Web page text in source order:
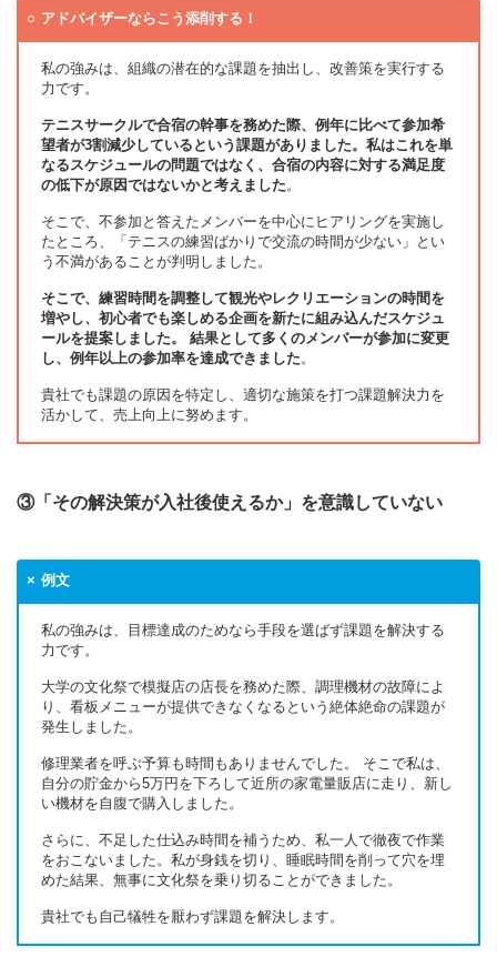
アドバイザーならこう添削する！
私の強みは、組織の潜在的な課題を抽出し、改善策を実行する
力です。
テニスサークルで合宿の幹事を務めた際、例年に比べて参加希
望者が3割減少しているという課題がありました。私はこれを単
なるスケジュールの問題ではなく、合宿の内容に対する満足度
の低下が原因ではないかと考えました 。
そこで、不参加と答えたメンバーを中心にヒアリングを実施し
たところ、「テニスの練習ばかりで交流の時間が少ない」とい
う不満があることが判明しました。
そこで、練習時間を調整して観光やレクリエーションの時間を
増やし、初心者でも楽しめる企画を新たに組み込んだスケジュ
ールを提案しました。 結果として多くのメンバーが参加に変更
し、例年以上の参加率を達成できました 。
貴社でも課題の原因を特定し、適切な施策を打つ課題解決力を
活かして、売上向上に努めます。
③「その解決策が入社後使えるか」を意識していない
例文
私の強みは、目標達成のためなら手段を選ばず課題を解決する
力です。
大学の文化祭で模擬店の店長を務めた際、調理機材の故障によ
り、看板メニューが提供できなくなるという絶体絶命の課題が
発生しました。
修理業者を呼ぶ予算も時間もありませんでした。 そこで私は、
自分の貯金から5万円を下ろして近所の家電量販店に走り、新し
い機材を自腹で購入しました。
さらに、不足した仕込み時間を補うため、私一人で徹夜で作業
をおこないました。私が身銭を切り、睡眠時間を削って穴を埋
めた結果、無事に文化祭を乗り切ることができました。
貴社でも自己犠牲を厭わず課題を解決します。